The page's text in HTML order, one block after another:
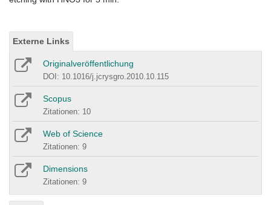
Externe Links
Originalveröffentlichung
DOI: 10.1016/j.jcrysgro.2010.10.115
Scopus
Zitationen: 10
Web of Science
Zitationen: 9
Dimensions
Zitationen: 9